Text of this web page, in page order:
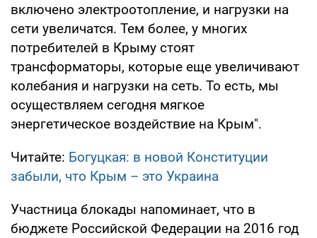
включено электроотопление, и нагрузки на
сети увеличатся. Тем более, у многих
потребителей в Крыму стоят
трансформаторы, которые еще увеличивают
колебания и нагрузки на сеть. То есть, мы
осуществляем сегодня мягкое
энергетическое воздействие на Крым".
Читайте: Богуцкая: в новой Конституции
забыли, что Крым – это Украина
Участница блокады напоминает, что в
бюджете Российской Федерации на 2016 год